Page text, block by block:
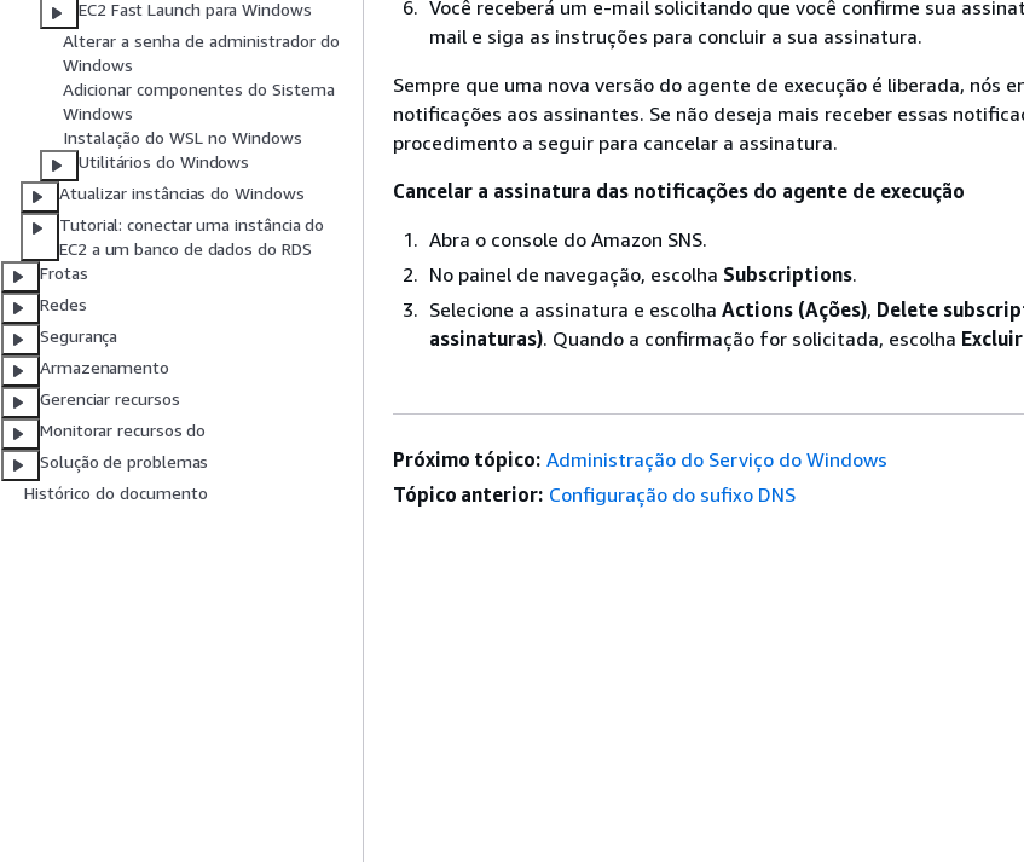
EC2 Fast Launch para Windows
Alterar a senha de administrador do
Windows
Adicionar componentes do Sistema
Windows
Instalação do WSL no Windows
Utilitários do Windows
Atualizar instâncias do Windows
Tutorial: conectar uma instância do
EC2 a um banco de dados do RDS
Frotas
Redes
Segurança
Armazenamento
Gerenciar recursos
Monitorar recursos do
Solução de problemas
Histórico do documento
Você receberá um e-mail solicitando que você confirme sua
mail e siga as instruções para concluir a sua assinatura.
Sempre que uma nova versão do agente de execução é liberada, nós
notificações aos assinantes. Se não deseja mais receber essas
procedimento a seguir para cancelar a assinatura.
Cancelar a assinatura das notificações do agente de execução
Abra o console do Amazon SNS.
No painel de navegação, escolha Subscriptions.
Selecione a assinatura e escolha Actions (Ações), Delete
assinaturas). Quando a confirmação for solicitada, escolha Excluir
Próximo tópico: Administração do Serviço do Windows
Tópico anterior: Configuração do sufixo DNS